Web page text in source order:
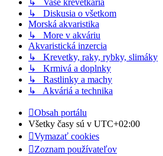
↳ Diskusia o všetkom
Morská akvaristika
↳ More v akváriu
Akvaristická inzercia
↳ Krevetky, raky, rybky, slimáky
↳ Krmivá a doplnky
↳ Rastlinky a machy
↳ Akváriá a technika
Obsah portálu
Všetky časy sú v UTC+02:00
Vymazať cookies
Zoznam používateľov